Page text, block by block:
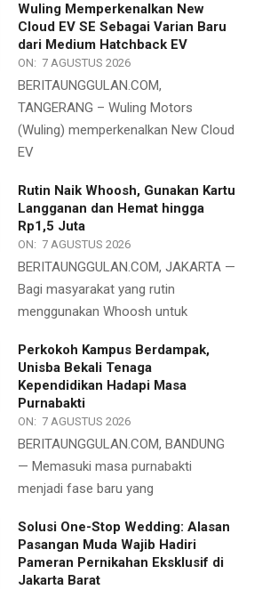
Wuling Memperkenalkan New
Cloud EV SE Sebagai Varian Baru
dari Medium Hatchback EV
ON: 7 AGUSTUS 2026
BERITAUNGGULAN.COM,
TANGERANG – Wuling Motors
(Wuling) memperkenalkan New Cloud
EV
Rutin Naik Whoosh, Gunakan Kartu
Langganan dan Hemat hingga
Rp1,5 Juta
ON: 7 AGUSTUS 2026
BERITAUNGGULAN.COM, JAKARTA —
Bagi masyarakat yang rutin
menggunakan Whoosh untuk
Perkokoh Kampus Berdampak,
Unisba Bekali Tenaga
Kependidikan Hadapi Masa
Purnabakti
ON: 7 AGUSTUS 2026
BERITAUNGGULAN.COM, BANDUNG
— Memasuki masa purnabakti
menjadi fase baru yang
Solusi One-Stop Wedding: Alasan
Pasangan Muda Wajib Hadiri
Pameran Pernikahan Eksklusif di
Jakarta Barat